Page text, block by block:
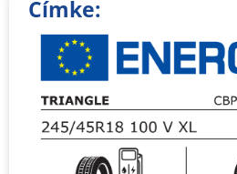
Címke: